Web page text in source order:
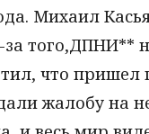
Михаил
за того,ДПНИ**
что
жалобу на